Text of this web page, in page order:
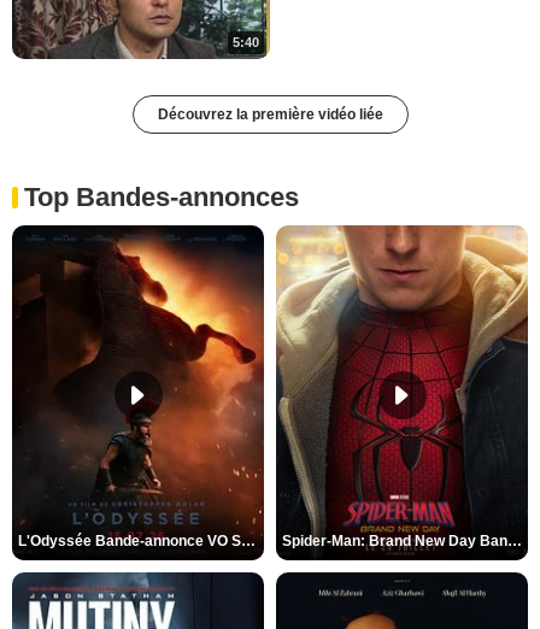
5:40
Découvrez la première vidéo liée
Top Bandes-annonces
L'Odyssée Bande-annonce VO STFR Spider-Man: Brand New Day Bande-annonce VO STFR